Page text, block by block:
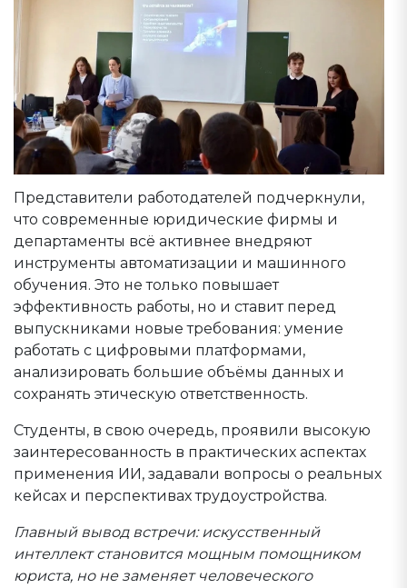
Представители работодателей подчеркнули,
что современные юридические фирмы и
департаменты всё активнее внедряют
инструменты автоматизации и машинного
обучения. Это не только повышает
эффективность работы, но и ставит перед
выпускниками новые требования: умение
работать с цифровыми платформами,
анализировать большие объёмы данных и
сохранять этическую ответственность.
Студенты, в свою очередь, проявили высокую
заинтересованность в практических аспектах
применения ИИ, задавали вопросы о реальных
кейсах и перспективах трудоустройства.
Главный вывод встречи: искусственный
интеллект становится мощным помощником
юриста, но не заменяет человеческого